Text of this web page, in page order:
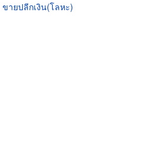
ขายปลีกเงิน(โลหะ)